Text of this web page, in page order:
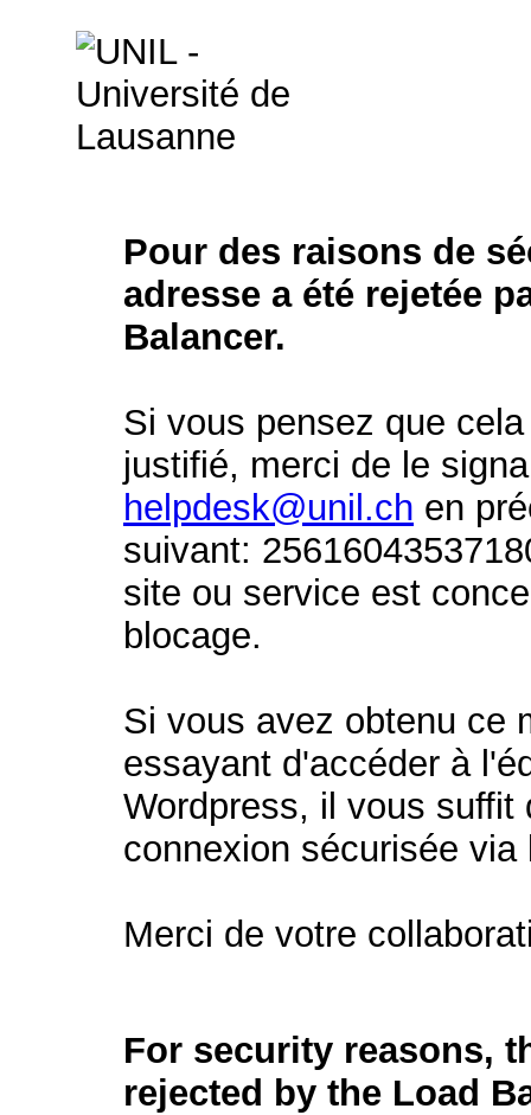
Pour des raisons de
adresse a été rejetée
Balancer.
Si vous pensez que
justifié, merci de le
helpdesk@unil.ch en
suivant:
site ou service est
blocage.
Si vous avez obtenu ce
essayant d'accéder à
Wordpress, il vous suffit
connexion sécurisée
Merci de votre
For security reasons,
rejected by the Load